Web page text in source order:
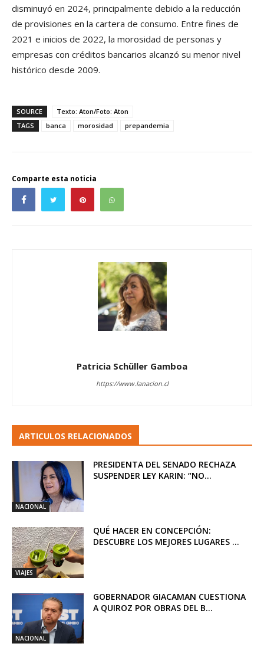
disminuyó en 2024, principalmente debido a la reducción
de provisiones en la cartera de consumo. Entre fines de
2021 e inicios de 2022, la morosidad de personas y
empresas con créditos bancarios alcanzó su menor nivel
histórico desde 2009.
SOURCE
Texto: Aton/Foto: Aton
TAGS
banca morosidad prepandemia
Comparte esta noticia
Patricia Schüller Gamboa
https://www.lanacion.cl
ARTICULOS RELACIONADOS
NACIONAL
PRESIDENTA DEL SENADO RECHAZA
SUSPENDER LEY KARIN: “NO...
VIAJES
QUÉ HACER EN CONCEPCIÓN:
DESCUBRE LOS MEJORES LUGARES ...
NACIONAL
GOBERNADOR GIACAMAN CUESTIONA
A QUIROZ POR OBRAS DEL B...